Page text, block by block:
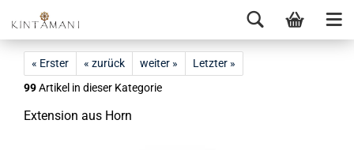
« Erster « zurück weiter »
Letzter »
99Artikel in dieser Kategorie
Ex­ten­si­on aus Horn